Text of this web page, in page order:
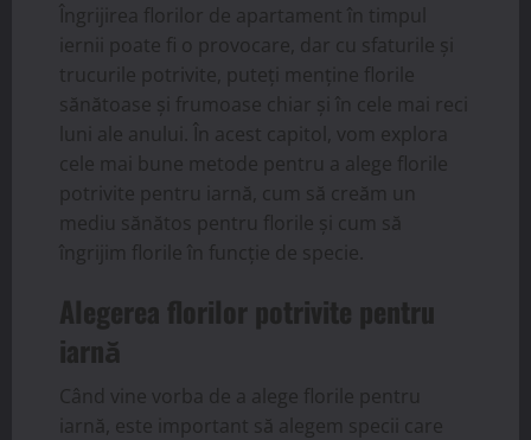
Îngrijirea florilor de apartament în timpul
iernii poate fi o provocare, dar cu sfaturile și
trucurile potrivite, puteți menține florile
sănătoase și frumoase chiar și în cele mai reci
luni ale anului. În acest capitol, vom explora
cele mai bune metode pentru a alege florile
potrivite pentru iarnă, cum să creăm un
mediu sănătos pentru florile și cum să
îngrijim florile în funcție de specie.
Alegerea florilor potrivite pentru
iarnă
Când vine vorba de a alege florile pentru
iarnă, este important să alegem specii care